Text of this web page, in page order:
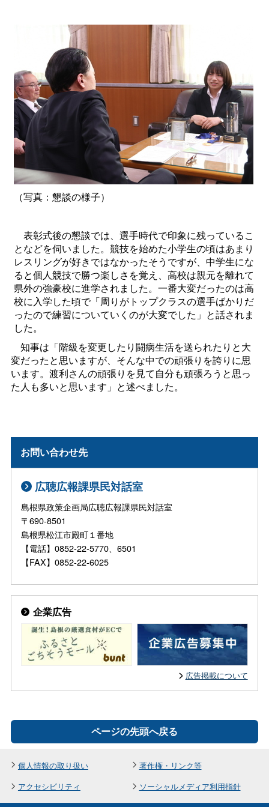
（写真：懇談の様子）
表彰式後の懇談では、選手時代で印象に残っているこ
となどを伺いました。競技を始めた小学生の頃はあまり
レスリングが好きではなかったそうですが、中学生にな
ると個人競技で勝つ楽しさを覚え、高校は親元を離れて
県外の強豪校に進学されました。一番大変だったのは高
校に入学した頃で「周りがトップクラスの選手ばかりだ
ったので練習についていくのが大変でした」と話されま
した。
知事は「階級を変更したり闘病生活を送られたりと大
変だったと思いますが、そんな中での頑張りを誇りに思
います。渡利さんの頑張りを見て自分も頑張ろうと思っ
た人も多いと思います」と述べました。
お問い合わせ先
広聴広報課県民対話室
島根県政策企画局広聴広報課県民対話室
〒690-8501
島根県松江市殿町１番地
【電話】0852-22-5770、6501
【FAX】0852-22-6025
企業広告
広告掲載について
ページの先頭へ戻る
個人情報の取り扱い
著作権・リンク等
アクセシビリティ
ソーシャルメディア利用指針